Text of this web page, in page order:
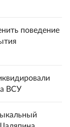
поведение
ВСУ